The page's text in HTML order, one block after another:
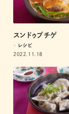
スンドゥブチゲ
レシピ
2022.11.18